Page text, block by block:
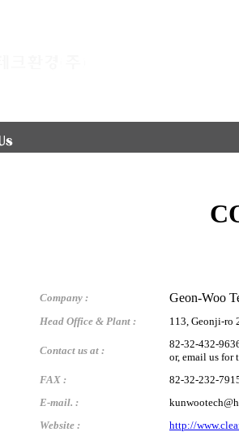
Company : Geon-Woo
Head Office & Plant : 113, Geonji-ro
Contact us at :
82-32-432-
or, email us for
FAX :
82-32-232-
E-mail. :
Website :
http://